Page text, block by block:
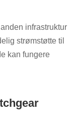
infrastruktur
strømstøtte til
kan fungere